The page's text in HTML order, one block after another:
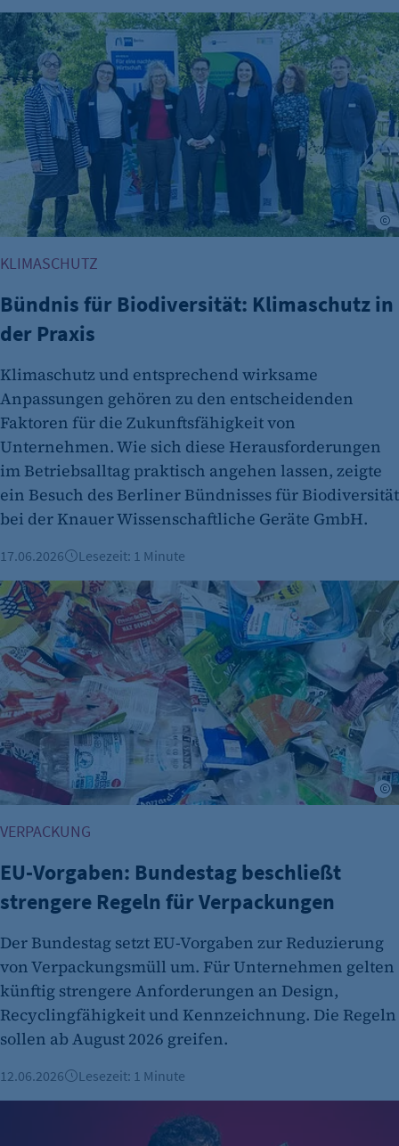
Bündnis für Biodiversität: Klimaschutz in der Praxis
KLIMASCHUTZ
Bündnis für Biodiversität: Klimaschutz in
der Praxis
Klimaschutz und entsprechend wirksame
Anpassungen gehören zu den entscheidenden
Faktoren für die Zukunftsfähigkeit von
Unternehmen. Wie sich diese Herausforderungen
im Betriebsalltag praktisch angehen lassen, zeigte
ein Besuch des Berliner Bündnisses für Biodiversität
bei der Knauer Wissenschaftliche Geräte GmbH.
17.06.2026 Lesezeit: 1 Minute
EU-Vorgaben: Bundestag beschließt strengere Regeln für
VERPACKUNG
EU-Vorgaben: Bundestag beschließt
strengere Regeln für Verpackungen
Der Bundestag setzt EU-Vorgaben zur Reduzierung
von Verpackungsmüll um. Für Unternehmen gelten
künftig strengere Anforderungen an Design,
Recyclingfähigkeit und Kennzeichnung. Die Regeln
sollen ab August 2026 greifen.
12.06.2026 Lesezeit: 1 Minute
Fairster Energie macht Strom zur Vertrauenssache